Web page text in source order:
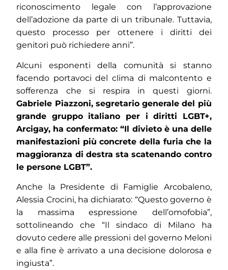
riconoscimento legale con l’approvazione
dell’adozione da parte di un tribunale. Tuttavia,
questo processo per ottenere i diritti dei
genitori può richiedere anni”.
Alcuni esponenti della comunità si stanno
facendo portavoci del clima di malcontento e
sofferenza che si respira in questi giorni.
Gabriele Piazzoni, segretario generale del più
grande gruppo italiano per i diritti LGBT+,
Arcigay, ha confermato: “Il divieto è una delle
manifestazioni più concrete della furia che la
maggioranza di destra sta scatenando contro
le persone LGBT”.
Anche la Presidente di Famiglie Arcobaleno,
Alessia Crocini, ha dichiarato: “Questo governo è
la massima espressione dell’omofobia”,
sottolineando che “Il sindaco di Milano ha
dovuto cedere alle pressioni del governo Meloni
e alla fine è arrivato a una decisione dolorosa e
ingiusta”.